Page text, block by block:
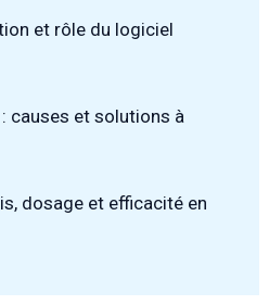
et rôle du logiciel
causes et solutions à
dosage et efficacité en